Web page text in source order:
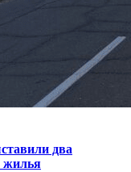
два
жилья